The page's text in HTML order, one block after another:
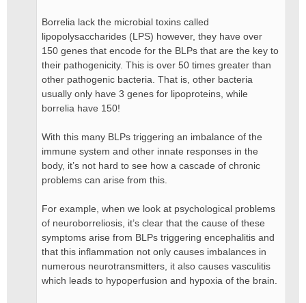
Borrelia lack the microbial toxins called
lipopolysaccharides (LPS) however, they have over
150 genes that encode for the BLPs that are the key to
their pathogenicity. This is over 50 times greater than
other pathogenic bacteria. That is, other bacteria
usually only have 3 genes for lipoproteins, while
borrelia have 150!
With this many BLPs triggering an imbalance of the
immune system and other innate responses in the
body, it’s not hard to see how a cascade of chronic
problems can arise from this.
For example, when we look at psychological problems
of neuroborreliosis, it’s clear that the cause of these
symptoms arise from BLPs triggering encephalitis and
that this inflammation not only causes imbalances in
numerous neurotransmitters, it also causes vasculitis
which leads to hypoperfusion and hypoxia of the brain.